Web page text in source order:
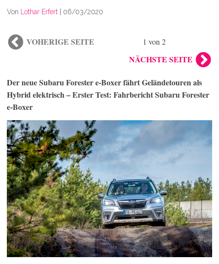
Von Lothar Erfert | 06/03/2020
VOHERIGE SEITE 1 von 2
NÄCHSTE SEITE
Der neue Subaru Forester e-Boxer fährt Geländetouren als
Hybrid elektrisch – Erster Test: Fahrbericht Subaru Forester
e-Boxer